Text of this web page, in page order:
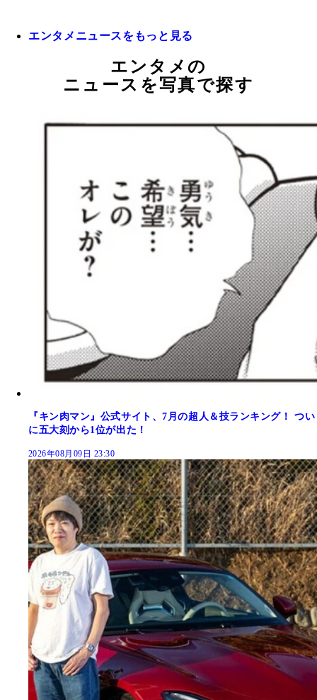
エンタメニュースをもっと見る
エンタメの
ニュースを写真で探す
『キン肉マン』公式サイト、7月の超人＆技ランキング！ つい
に五大刻から1位が出た！
2026年08月09日 23:30